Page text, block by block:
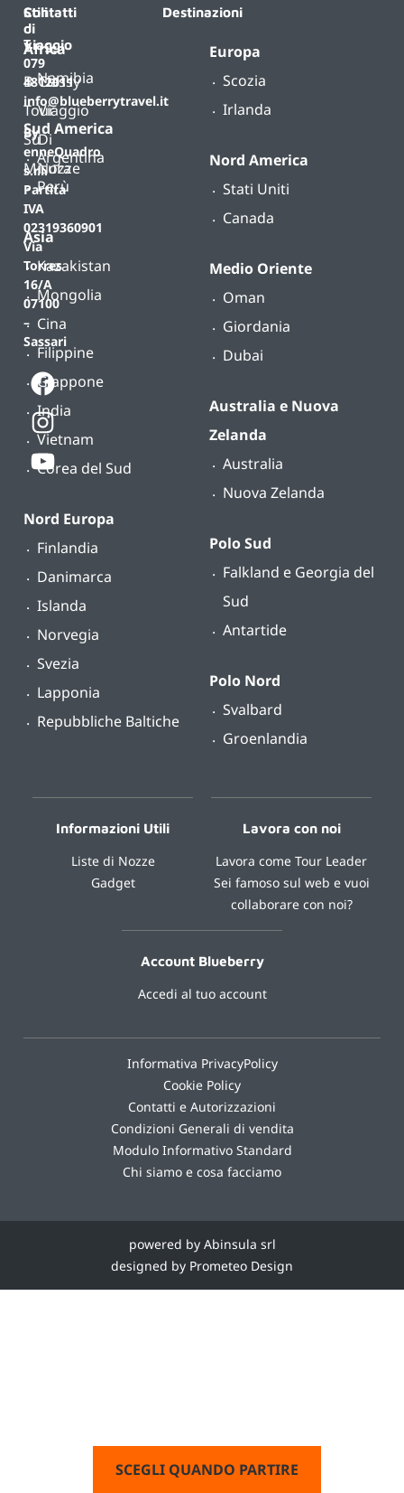
SCEGLI QUANDO PARTIRE
Contatti
T.
079
4812011
info@blueberrytravel.it
By
enneQuadro
s.r.l.
Partita
IVA
02319360901
Via
Torres
16/A
07100
–
Sassari
Destinazioni
Africa
Namibia
Sud America
Argentina
Perù
Asia
Kazakistan
Mongolia
Cina
Filippine
Giappone
India
Vietnam
Corea del Sud
Nord Europa
Finlandia
Danimarca
Islanda
Norvegia
Svezia
Lapponia
Repubbliche Baltiche
Europa
Scozia
Irlanda
Nord America
Stati Uniti
Canada
Medio Oriente
Oman
Giordania
Dubai
Australia e Nuova
Zelanda
Australia
Nuova Zelanda
Polo Sud
Falkland e Georgia del
Sud
Antartide
Polo Nord
Svalbard
Groenlandia
Stili
di
viaggio
B-
Tour
Su
Misura
Classy
Viaggio
Di
Nozze
Informazioni Utili
Liste di Nozze
Gadget
Lavora con noi
Lavora come Tour Leader
Sei famoso sul web e vuoi
collaborare con noi?
Account Blueberry
Accedi al tuo account
Informativa PrivacyPolicy
Cookie Policy
Contatti e Autorizzazioni
Condizioni Generali di vendita
Modulo Informativo Standard
Chi siamo e cosa facciamo
powered by Abinsula srl
designed by Prometeo Design